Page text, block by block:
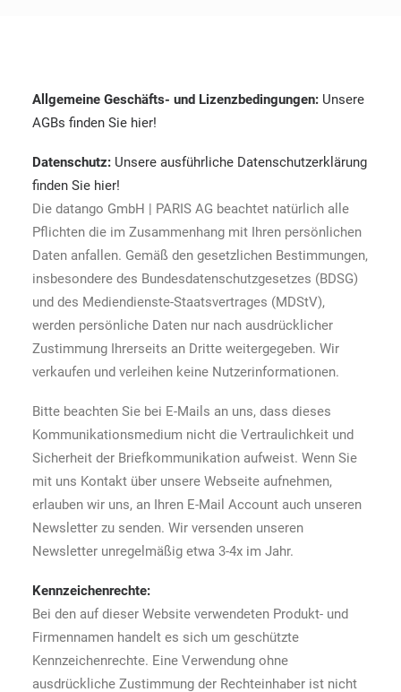
Allgemeine Geschäfts- und Lizenzbedingungen: Unsere
AGBs finden Sie hier!
Datenschutz: Unsere ausführliche Datenschutzerklärung
finden Sie hier!
Die datango GmbH | PARIS AG beachtet natürlich alle
Pflichten die im Zusammenhang mit Ihren persönlichen
Daten anfallen. Gemäß den gesetzlichen Bestimmungen,
insbesondere des Bundesdatenschutzgesetzes (BDSG)
und des Mediendienste-Staatsvertrages (MDStV),
werden persönliche Daten nur nach ausdrücklicher
Zustimmung Ihrerseits an Dritte weitergegeben. Wir
verkaufen und verleihen keine Nutzerinformationen.
Bitte beachten Sie bei E-Mails an uns, dass dieses
Kommunikationsmedium nicht die Vertraulichkeit und
Sicherheit der Briefkommunikation aufweist. Wenn Sie
mit uns Kontakt über unsere Webseite aufnehmen,
erlauben wir uns, an Ihren E-Mail Account auch unseren
Newsletter zu senden. Wir versenden unseren
Newsletter unregelmäßig etwa 3-4x im Jahr.
Kennzeichenrechte:
Bei den auf dieser Website verwendeten Produkt- und
Firmennamen handelt es sich um geschützte
Kennzeichenrechte. Eine Verwendung ohne
ausdrückliche Zustimmung der Rechteinhaber ist nicht